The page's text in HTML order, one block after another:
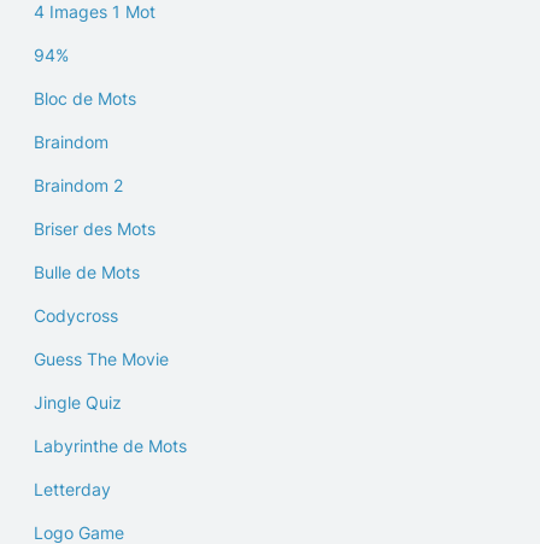
4 Images 1 Mot
94%
Bloc de Mots
Braindom
Braindom 2
Briser des Mots
Bulle de Mots
Codycross
Guess The Movie
Jingle Quiz
Labyrinthe de Mots
Letterday
Logo Game